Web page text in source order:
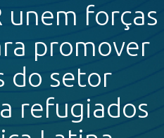
unem forças
promover
do setor
refugiados